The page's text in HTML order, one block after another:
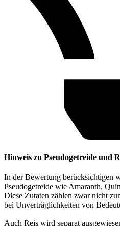
Hinweis zu Pseudogetreide und
In der Bewertung berücksichtigen
Pseudogetreide wie Amaranth,
Diese Zutaten zählen zwar nicht
bei Unverträglichkeiten von
Auch Reis wird separat